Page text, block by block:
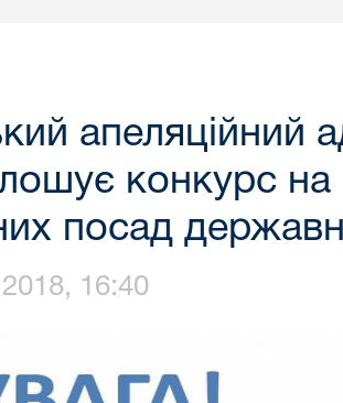
апеляційний
конкурс на
посад
16:40